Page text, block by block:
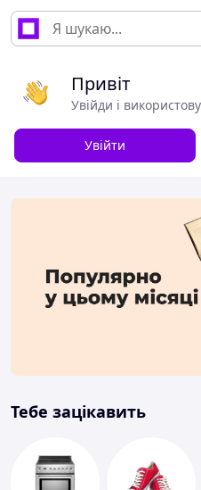
Привіт
Увійди і
Увійти
Тебе зацікавить